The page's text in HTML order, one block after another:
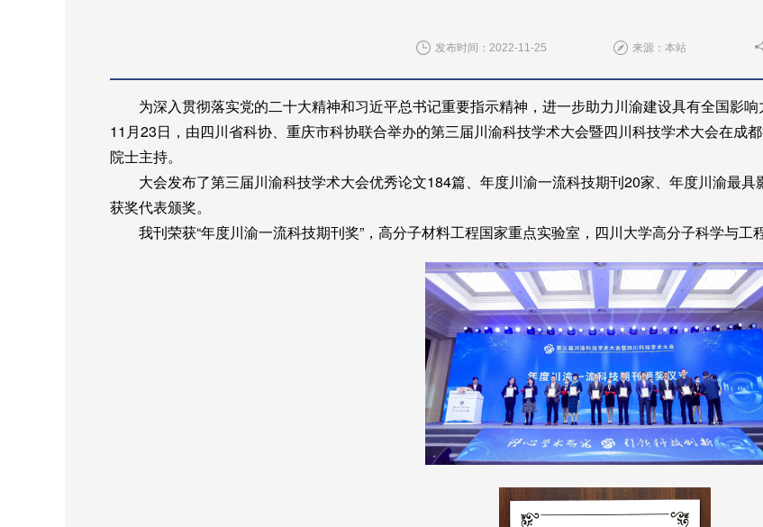
发布时间：2022-11-25 来源：本站
为深入贯彻落实党的二十大精神和习近平总书记重要指示精神，进一步助力川渝建设具有全国影
11月23日，由四川省科协、重庆市科协联合举办的第三届川渝科技学术大会暨四川科技学术大会在成
院士主持。
大会发布了第三届川渝科技学术大会优秀论文184篇、年度川渝一流科技期刊20家、年度川渝最
获奖代表颁奖。
我刊荣获“年度川渝一流科技期刊奖”， 高分子材料工程国家重点实验室，四川大学高分子科学与工